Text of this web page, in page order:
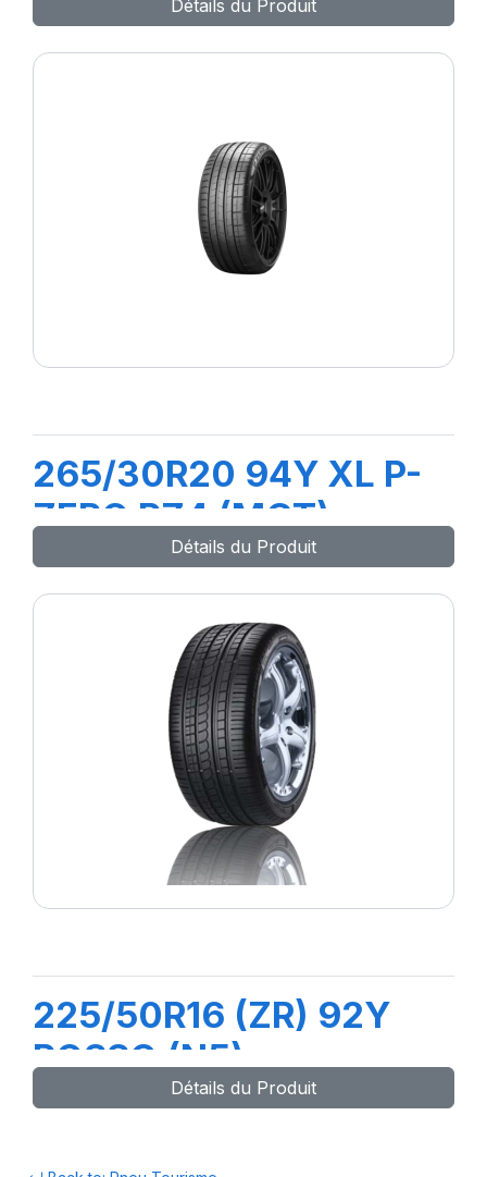
Détails du Produit
265/30R20 94Y XL P-
ZERO PZ4 (MGT)
Détails du Produit
225/50R16 (ZR) 92Y
ROSSO (N5)
Détails du Produit